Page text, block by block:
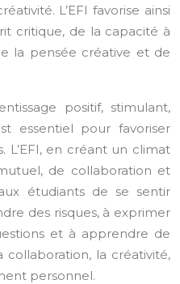
L’EFI favorise ainsi
critique, de la capacité à
la pensée créative et de
positif, stimulant,
essentiel pour favoriser
L’EFI, en créant un climat
de collaboration et
étudiants de se sentir
des risques, à exprimer
et à apprendre de
collaboration, la créativité,
personnel.